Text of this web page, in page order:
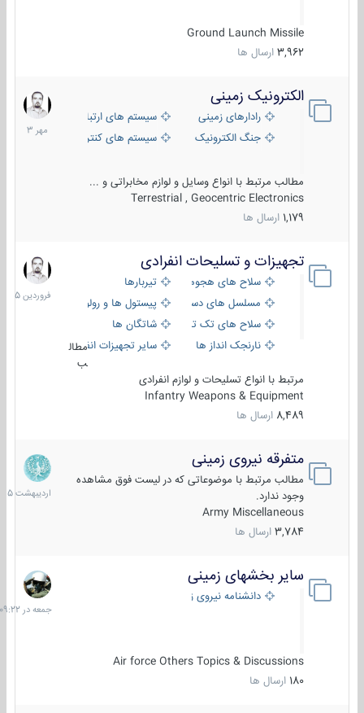
Ground Launch Missile
3,962 ارسال ها
الکترونیک زمینی
رادارهای زمینی
سیستم های ارتباطی و جمع آوری
جنگ الکترونیک
سیستم های کنترل آتش و تجهیزات
مطالب مرتبط با انواع وسایل و لوازم مخابراتی و ...
Terrestrial , Geocentric Electronics
1,179 ارسال ها
1
مهر
1403
تجهیزات و تسلیحات انفرادی
سلاح های هجومی
تیربارها
مسلسل های دستی
پیستول ها و رولورها
سلاح های تک تیر اندازیشاتگان ها
نارنجک انداز ها
سایر تجهیزات انفرادی
مطال
ب
مرتبط با انواع تسلیحات و لوازم انفرادی
Infantry Weapons & Equipment
8,489 ارسال ها
17
فروردین
1405
متفرقه نیروی زمینی
مطالب مرتبط با موضوعاتی که در لیست فوق مشاهده
وجود ندارد.
Army Miscellaneous
3,784 ارسال ها
27
1405
سایر بخشهای زمینی
دانشنامه نیروی زمینی
Air force Others Topics & Discussions
180 ارسال ها
جمعه
در
09:22